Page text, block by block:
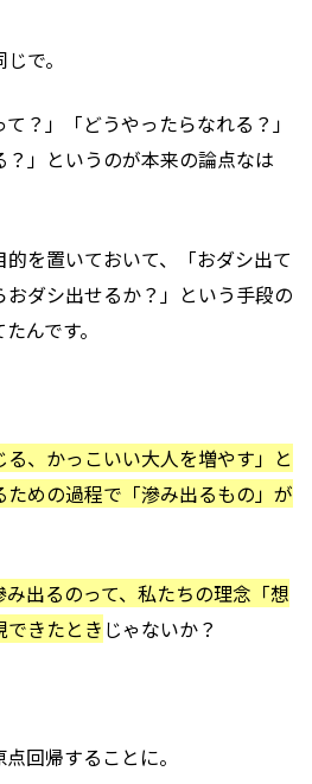
で。
て？」「どうやったらなれる？」
？」というのが本来の論点なは
を置いておいて、「おダシ出て
ダシ出せるか？」という手段の
んです。
る、かっこいい大人を増やす」と
めの過程で「滲み出るもの」が
出るのって、私たちの理念「想
できたとき じゃないか？
回帰することに。